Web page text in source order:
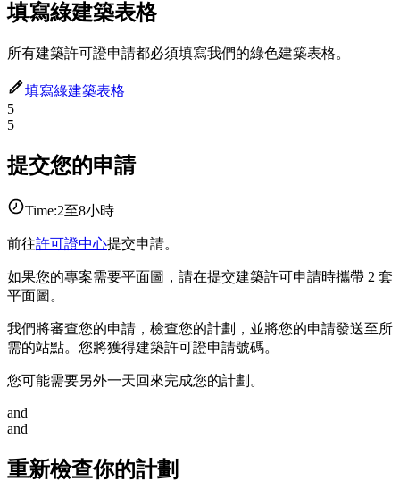
填寫綠建築表格
所有建築許可證申請都必須填寫我們的綠色建築表格。
填寫綠建築表格
5
5
提交您的申請
Time:2至8小時
前往許可證中心提交申請。
如果您的專案需要平面圖，請在提交建築許可申請時攜帶 2 套
平面圖。
我們將審查您的申請，檢查您的計劃，並將您的申請發送至所
需的站點。您將獲得建築許可證申請號碼。
您可能需要另外一天回來完成您的計劃。
and
and
重新檢查你的計劃